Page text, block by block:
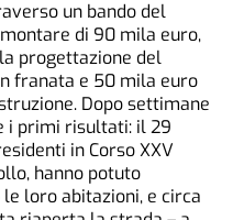
un bando del
di 90 mila euro,
progettazione del
franata e 50 mila euro
Dopo settimane
i primi risultati: il 29
in Corso XXV
hanno potuto
loro abitazioni, e circa